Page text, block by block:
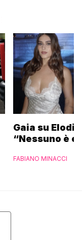
Gaia su
“Nessuno è
FABIANO MINACCI